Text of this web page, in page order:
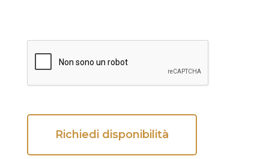
Richiedi disponibilità